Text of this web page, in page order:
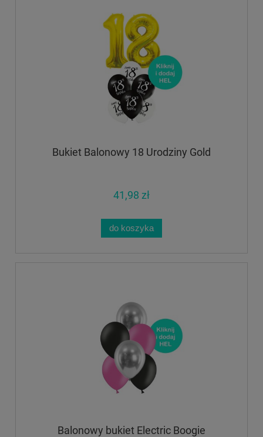
Bukiet Balonowy 18 Urodziny Gold
41,98 zł
do koszyka
Balonowy bukiet Electric Boogie